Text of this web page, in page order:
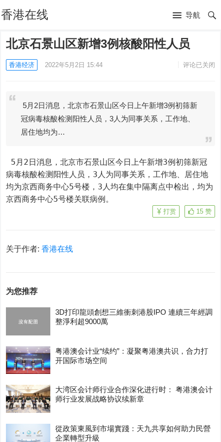
香港在线 导航
北京石景山区新增3例核酸阳性人员
香港经济 2022年5月2日 15:44 评论已关闭
5月2日消息，北京市石景山区今日上午新增3例初筛新
冠病毒核酸检测阳性人员，3人为同事关系，工作地、
居住地均为…
5月2日消息，北京市石景山区今日上午新增3例初筛新冠
病毒核酸检测阳性人员，3人为同事关系，工作地、居住地
均为京西商务中心5号楼，3人均在集中隔离点中检出，均为
京西商务中心5号楼关联病例。
15 赞
打赏
关于作者:香港在线
为您推荐
3D打印龍頭創想三維衝刺港股IPO 連續三年經調
整淨利超9000萬
粤港澳会计业“续约”：凝聚粤港澳共识，合力打
开国际市场空间
大湾区会计师行业合作深化进行时： 粤港澳会计
师行业发展战略协议续新章
從政策東風到市場實踐：天九共享如何助力民營
企業轉型升級